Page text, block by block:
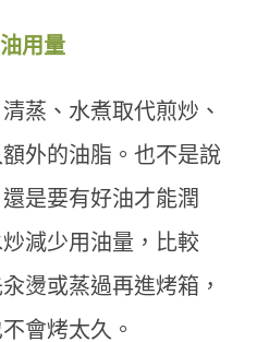
用量
蒸、水煮取代煎炒、
外的油脂。也不是說
是要有好油才能潤
減少用油量，比較
燙或蒸過再進烤箱，
會烤太久。